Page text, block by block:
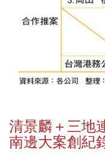
清景麟＋三地
南邊大案創紀